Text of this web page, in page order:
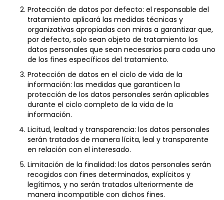
Protección de datos por defecto: el responsable del
tratamiento aplicará las medidas técnicas y
organizativas apropiadas con miras a garantizar que,
por defecto, solo sean objeto de tratamiento los
datos personales que sean necesarios para cada uno
de los fines específicos del tratamiento.
Protección de datos en el ciclo de vida de la
información: las medidas que garanticen la
protección de los datos personales serán aplicables
durante el ciclo completo de la vida de la
información.
Licitud, lealtad y transparencia: los datos personales
serán tratados de manera lícita, leal y transparente
en relación con el interesado.
Limitación de la finalidad: los datos personales serán
recogidos con fines determinados, explícitos y
legítimos, y no serán tratados ulteriormente de
manera incompatible con dichos fines.